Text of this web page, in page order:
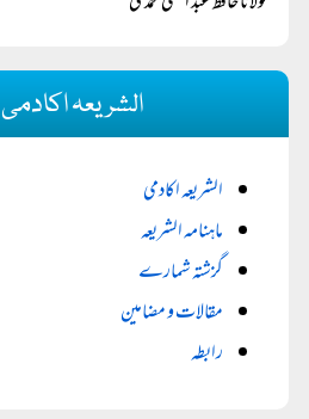
الشریعہ اکادمی
الشریعہ اکادمی
ماہنامہ الشریعہ
گزشتہ شمارے
مقالات و مضامین
رابطہ